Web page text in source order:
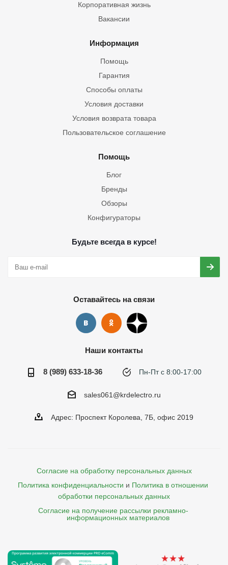
Корпоративная жизнь
Вакансии
Информация
Помощь
Гарантия
Способы оплаты
Условия доставки
Условия возврата товара
Пользовательское соглашение
Помощь
Блог
Бренды
Обзоры
Конфигураторы
Будьте всегда в курсе!
Оставайтесь на связи
Наши контакты
8 (989) 633-18-36 Пн-Пт с 8:00-17:00
sales061@krdelectro.ru
Адрес: Проспект Королева, 7Б, офис 2019
Согласие на обработку персональных данных
Политика конфиденциальности и Политика в отношении
обработки персональных данных
Согласие на получение рассылки рекламно-
    информационных материалов